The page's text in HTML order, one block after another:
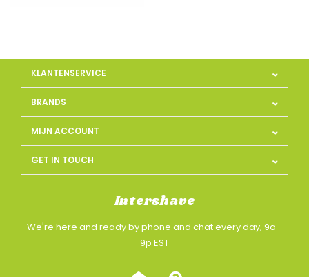
KLANTENSERVICE
BRANDS
MIJN ACCOUNT
GET IN TOUCH
Intershave
We're here and ready by phone and chat every day, 9a -
9p EST